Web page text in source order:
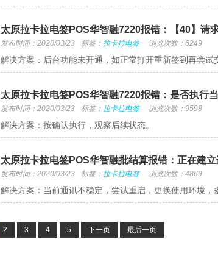
太原拉卡拉电签POS华智融7220报错：【40】请
发布时间：2020/03/23 标签： 拉卡拉电签 浏览次数：6249
解决方案：后台功能未开通，如正常打开重新签到再尝试
太原拉卡拉电签POS华智融7220报错：是否执行
发布时间：2020/03/23 标签： 拉卡拉电签 浏览次数：9598
解决方案：按确认执行，观察后续状态。
太原拉卡拉电签POS华智融批结算报错：正在建
发布时间：2020/03/23 标签： 拉卡拉电签 浏览次数：4869
解决方案：当前通讯不稳定，尝试重启，更换使用环境，
2 3 4 5 下一页 最后一页